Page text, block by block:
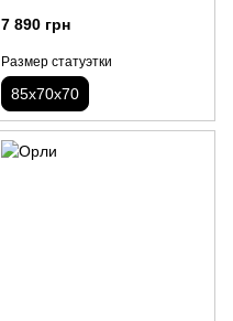
7 890 грн
Размер статуэтки
85х70х70